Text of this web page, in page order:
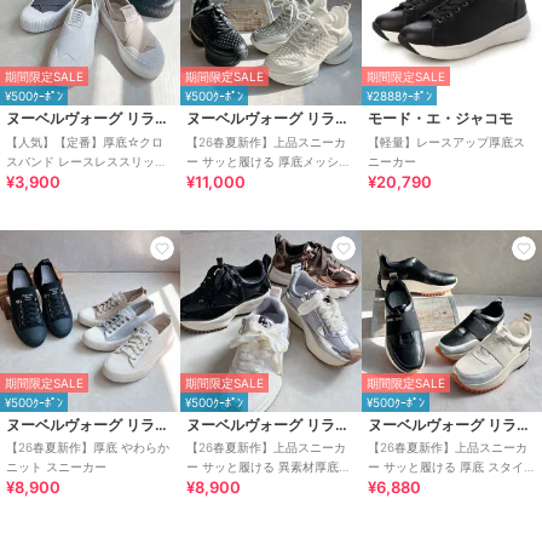
期間限定SALE
¥500ｸｰﾎﾟﾝ
ヌーベルヴォーグ リラックス
【人気】【定番】厚底☆クロ
スバンド レースレススリッポ
ン
¥3,900
期間限定SALE
¥500ｸｰﾎﾟﾝ
ヌーベルヴォーグ リラックス
【26春夏新作】上品スニーカ
ー サッと履ける 厚底メッシュ
大人スニーカー
¥11,000
期間限定SALE
¥2888ｸｰﾎﾟﾝ
モード・エ・ジャコモ
【軽量】レースアップ厚底ス
ニーカー
¥20,790
期間限定SALE
¥500ｸｰﾎﾟﾝ
ヌーベルヴォーグ リラックス
【26春夏新作】厚底 やわらか
ニット スニーカー
¥8,900
期間限定SALE
¥500ｸｰﾎﾟﾝ
ヌーベルヴォーグ リラックス
【26春夏新作】上品スニーカ
ー サッと履ける 異素材厚底ス
ニーカー
¥8,900
期間限定SALE
¥500ｸｰﾎﾟﾝ
ヌーベルヴォーグ リラックス
【26春夏新作】上品スニーカ
ー サッと履ける 厚底 スタイリ
ッシュスニーカー
¥6,880